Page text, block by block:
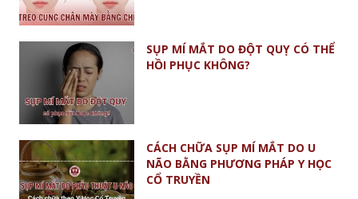
SỤP MÍ MẮT DO ĐỘT QUỴ CÓ THỂ
HỒI PHỤC KHÔNG?
CÁCH CHỮA SỤP MÍ MẮT DO U
NÃO BẰNG PHƯƠNG PHÁP Y HỌC
CỔ TRUYỀN